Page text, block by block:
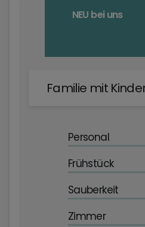
NEU bei uns
Familie mit
Personal
Frühstück
Sauberkeit
Zimmer